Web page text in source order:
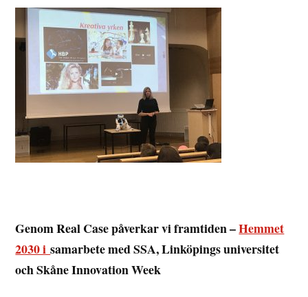
Genom Real Case påverkar vi framtiden –Hemmet
2030 isamarbete med SSA, Linköpings universitet
och Skåne Innovation Week